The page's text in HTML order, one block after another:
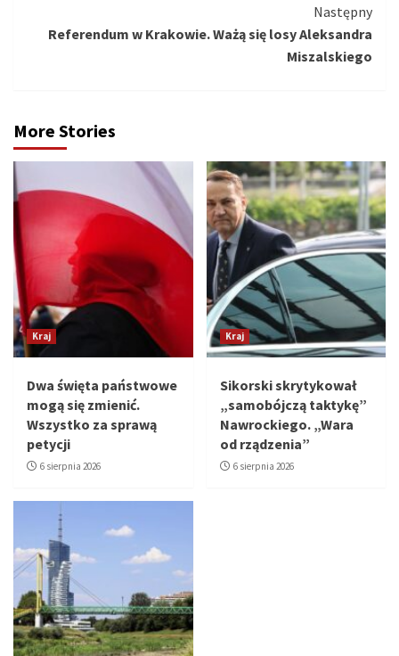
Następny
Referendum w Krakowie. Ważą się losy Aleksandra
Miszalskiego
More Stories
Kraj
Dwa święta państwowe
mogą się zmienić.
Wszystko za sprawą
petycji
6 sierpnia 2026
Kraj
Sikorski skrytykował
„samobójczą taktykę”
Nawrockiego. „Wara
od rządzenia”
6 sierpnia 2026